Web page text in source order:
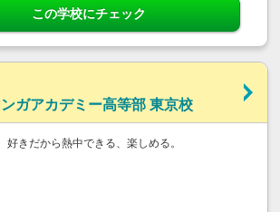
この学校にチェック
ガアカデミー高等部 東京校
好きだから熱中できる、楽しめる。